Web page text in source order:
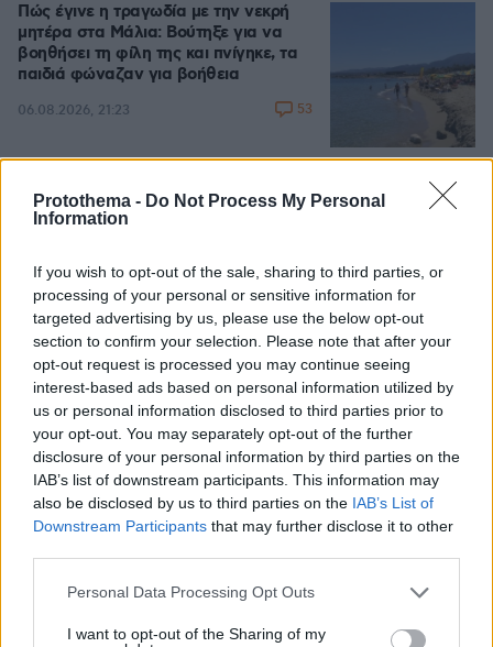
Protothema - Do Not Process My Personal
Information
If you wish to opt-out of the sale, sharing to third parties, or
processing of your personal or sensitive information for
targeted advertising by us, please use the below opt-out
section to confirm your selection. Please note that after your
opt-out request is processed you may continue seeing
interest-based ads based on personal information utilized by
us or personal information disclosed to third parties prior to
your opt-out. You may separately opt-out of the further
disclosure of your personal information by third parties on the
IAB’s list of downstream participants. This information may
also be disclosed by us to third parties on the IAB’s List of
Downstream Participants that may further disclose it to other
Please note that this website/app uses one or more Google
not limited to your visit or usage behaviour. You may click to
Personal Data Processing Opt Outs
I want to opt-out of the Sharing of my
Πώς έγινε η τραγωδία με την νεκρή
μητέρα στα Μάλια: Βούτηξε για να
βοηθήσει τη φίλη της και πνίγηκε, τα
παιδιά φώναζαν για βοήθεια
06.08.2026, 21:23 53
Γιώργος Παράσχος: Χαμογελαστός,
δίνει τη μάχη του με τον καρκίνο,
θεραπεία
06.08.2026, 18:00 55
Χρίστος Κούγιας: Η προσωπική μου
ζωή δεν μπορεί να είναι αντικείμενο
φημών ή σεναρίων που
παρουσιάζονται ως πραγματικά
γεγονότα
06.08.2026, 22:24 2
Προϊόν εργαστηρίου ή της φύσης ο
κορωνοϊός; Άλλα έλεγε δημόσια ο
Φάουτσι και άλλα ιδιωτικά, αρνήθηκε